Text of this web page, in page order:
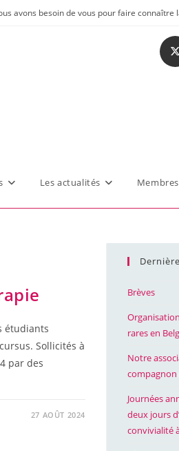
avons besoin de vous pour faire connaître
Les actualités Membres
étudiants
Sollicités à
par des
27 AOÛT 2024
Brèves
rares en
Notre
compagnon
Journées
deux jours
convivialité